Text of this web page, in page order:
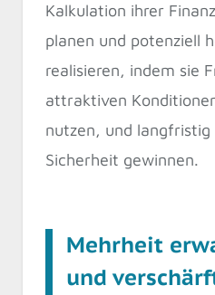
Kalkulation ihrer
planen und potenziell
realisieren, indem sie
attraktiven
nutzen, und langfristig
Sicherheit gewinnen.
Mehrheit
und